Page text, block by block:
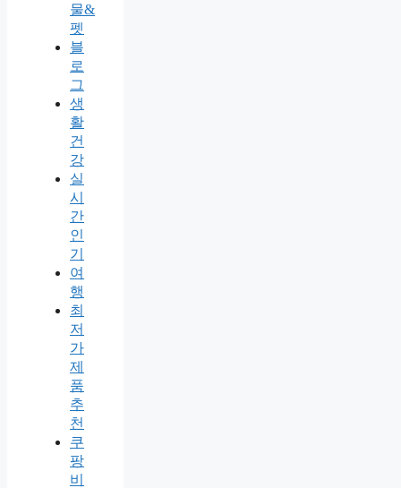
물&
펫
블
로
그
생
활
건
강
실
시
간
인
기
여
행
최
저
가
제
품
추
천
쿠
팡
비